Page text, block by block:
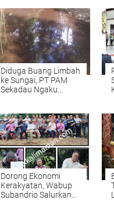
Diduga Buang Limbah
ke Sungai, PT PAM
Sekadau Ngaku
Dorong Ekonomi
Kerakyatan, Wabup
Subandrio Salurkan